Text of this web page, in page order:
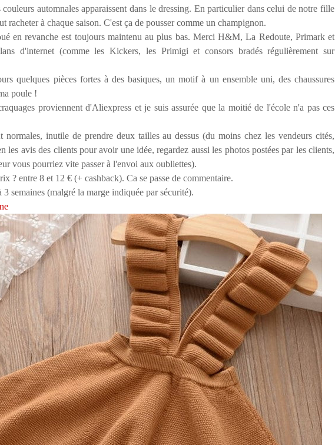
couleurs automnales apparaissent dans le dressing. En particulier dans celui de notre fille
racheter à chaque saison. C'est ça de pousser comme un champignon.
en revanche est toujours maintenu au plus bas. Merci H&M, La Redoute, Primark et
d'internet (comme les Kickers, les Primigi et consors bradés régulièrement sur
quelques pièces fortes à des basiques, un motif à un ensemble uni, des chaussures
poule !
proviennent d'Aliexpress et je suis assurée que la moitié de l'école n'a pas ces
normales, inutile de prendre deux tailles au dessus (du moins chez les vendeurs cités,
les avis des clients pour avoir une idée, regardez aussi les photos postées par les clients,
vous pourriez vite passer à l'envoi aux oubliettes).
? entre 8 et 12 € (+ cashback). Ca se passe de commentaire.
3 semaines (malgré la marge indiquée par sécurité).